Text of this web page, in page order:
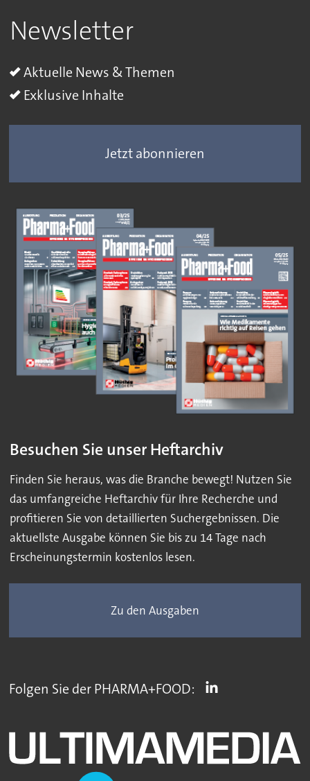
Newsletter
Aktuelle News & Themen
Exklusive Inhalte
Jetzt abonnieren
Besuchen Sie unser Heftarchiv
Finden Sie heraus, was die Branche bewegt! Nutzen Sie
das umfangreiche Heftarchiv für Ihre Recherche und
profitieren Sie von detaillierten Suchergebnissen. Die
aktuellste Ausgabe können Sie bis zu 14 Tage nach
Erscheinungstermin kostenlos lesen.
Zu den Ausgaben
Folgen Sie der PHARMA+FOOD: